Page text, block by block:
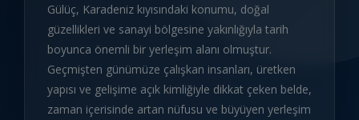
Gülüç, Karadeniz kıyısındaki konumu, doğal
güzellikleri ve sanayi bölgesine yakınlığıyla tarih
boyunca önemli bir yerleşim alanı olmuştur.
Geçmişten günümüze çalışkan insanları, üretken
yapısı ve gelişime açık kimliğiyle dikkat çeken belde,
zaman içerisinde artan nüfusu ve büyüyen yerleşim